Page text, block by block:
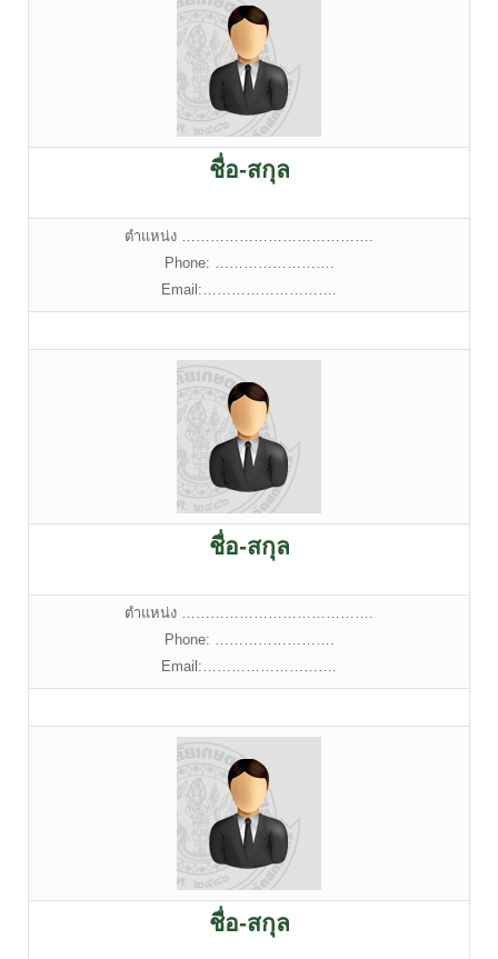
ชื่อ-สกุล
ตำแหน่ง ………………………………….
Phone: …………………….
Email:……………………….
ชื่อ-สกุล
ตำแหน่ง ………………………………….
Phone: …………………….
Email:……………………….
ชื่อ-สกุล